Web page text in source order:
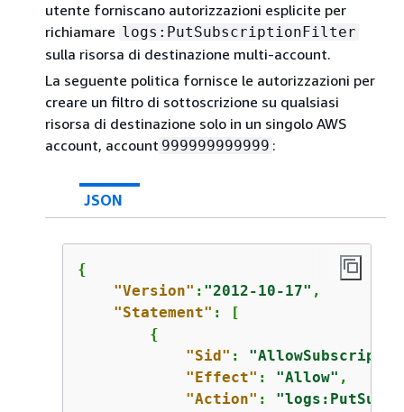
utente forniscano autorizzazioni esplicite per
richiamare logs:PutSubscriptionFilter
sulla risorsa di destinazione multi-account.
La seguente politica fornisce le autorizzazioni per
creare un filtro di sottoscrizione su qualsiasi
risorsa di destinazione solo in un singolo AWS
account, account 999999999999 :
JSON
{
"Version" : "2012-10-17" ,
"Statement" : [
{
"Sid" :
"Effect" : "Allow" ,
"Action" :